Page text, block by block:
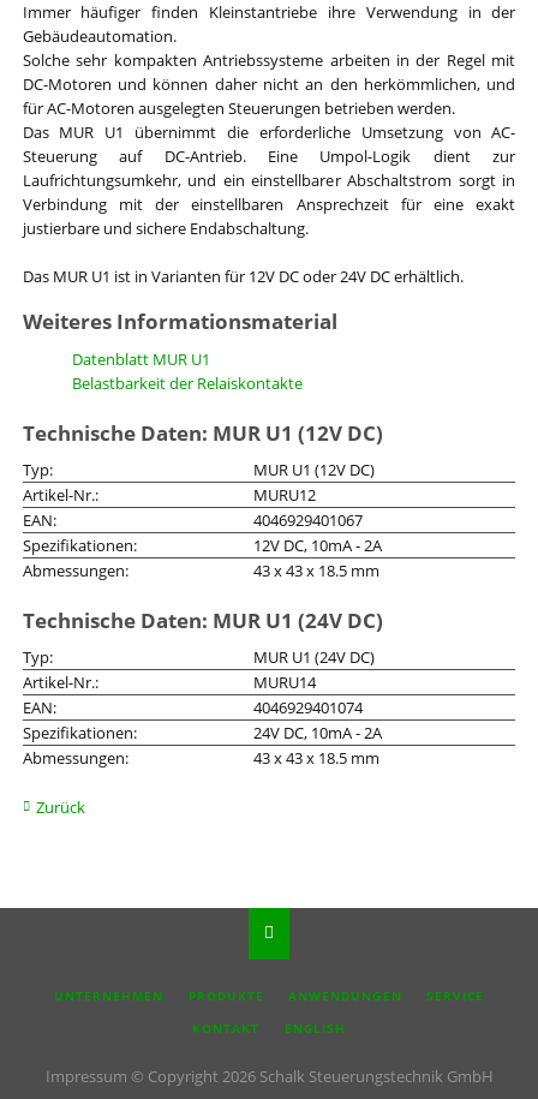
Immer häufiger finden Kleinstantriebe ihre Verwendung in der
Gebäudeautomation.
Solche sehr kompakten Antriebssysteme arbeiten in der Regel mit
DC-Motoren und können daher nicht an den herkömmlichen, und
für AC-Motoren ausgelegten Steuerungen betrieben werden.
Das MUR U1 übernimmt die erforderliche Umsetzung von AC-
Steuerung auf DC-Antrieb. Eine Umpol-Logik dient zur
Laufrichtungsumkehr, und ein einstellbarer Abschaltstrom sorgt in
Verbindung mit der einstellbaren Ansprechzeit für eine exakt
justierbare und sichere Endabschaltung.
Das MUR U1 ist in Varianten für 12V DC oder 24V DC erhältlich.
Weiteres Informationsmaterial
Datenblatt MUR U1
Belastbarkeit der Relaiskontakte
Technische Daten: MUR U1 (12V DC)
Typ:
MUR U1 (12V DC)
Artikel-Nr.:
MURU12
EAN:
4046929401067
Spezifikationen:
12V DC, 10mA - 2A
Abmessungen:
43 x 43 x 18.5 mm
Technische Daten: MUR U1 (24V DC)
Typ:
MUR U1 (24V DC)
Artikel-Nr.:
MURU14
EAN:
4046929401074
Spezifikationen:
24V DC, 10mA - 2A
Abmessungen:
43 x 43 x 18.5 mm
Zurück
NAVIGATION
UNTERNEHMEN PRODUKTE ANWENDUNGEN
SERVICE
KONTAKT
ENGLISH
Impressum © Copyright 2026 Schalk Steuerungstechnik GmbH